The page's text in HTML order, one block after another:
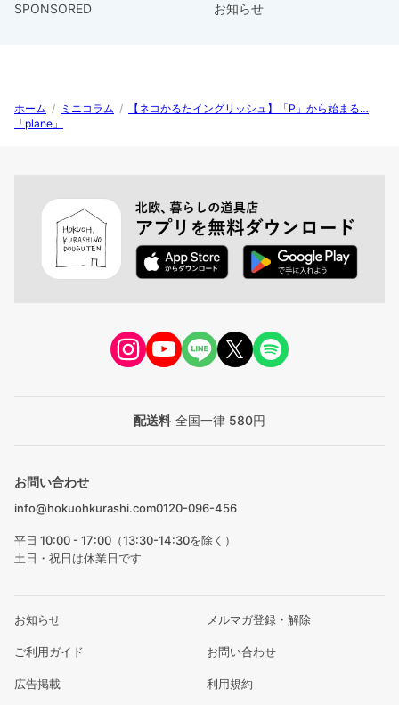
SPONSORED お知らせ
ホーム / ミニコラム /
【ネコかるたイングリッシュ】「P」から始まる…
「plane」
配送料 全国一律 580円
お問い合わせ
info@hokuohkurashi.com0120-096-456
平日 10:00 - 17:00（13:30-14:30を除く）
土日・祝日は休業日です
お知らせ メルマガ登録・解除
ご利用ガイド お問い合わせ
広告掲載 利用規約